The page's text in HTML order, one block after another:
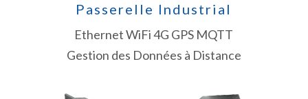
Passerelle Industrial
Ethernet WiFi 4G GPS MQTT
Gestion des Données à Distance